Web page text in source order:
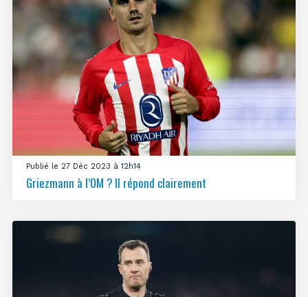
Publié le 27 Déc 2023 à 12h14
Griezmann à l’OM ? Il répond clairement